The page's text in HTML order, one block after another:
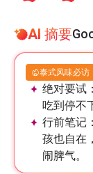
AI 摘要
泰式风味必访
绝对要试：
吃到停不
行前笔记：
孩也自在
闹脾气。